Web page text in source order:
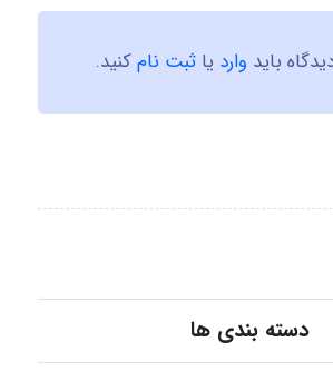
باید وارد یا ثبت نامکنید.
دسته بندی ها